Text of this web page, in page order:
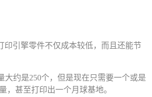
引擎零件不仅成本较低，而且还能节
约是250个，但是现在只需要一个或是
甚至打印出一个月球基地。